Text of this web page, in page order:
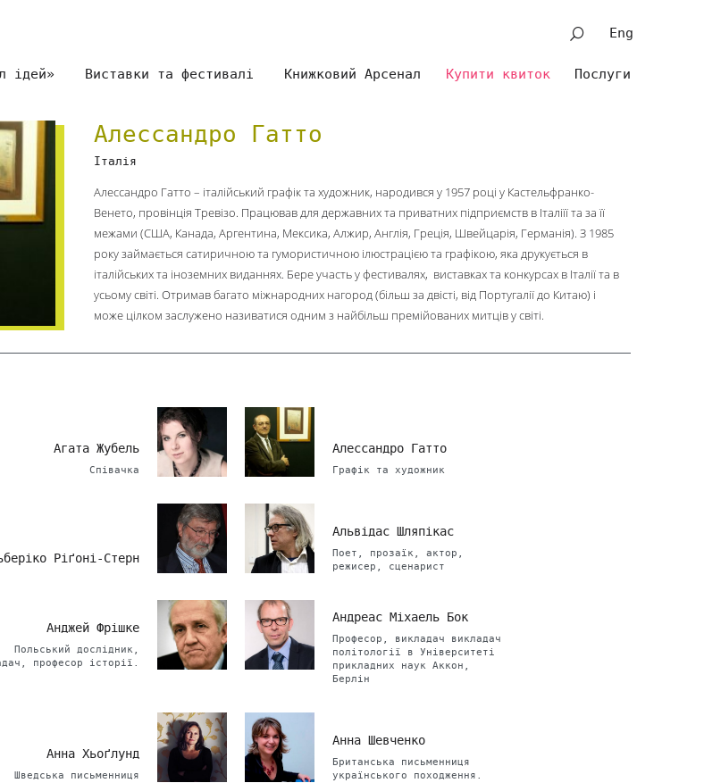
Eng
ідей» Виставки та фестивалі Книжковий Арсенал Послуги
Купити квиток
Алессандро Гатто
Італія
Алессандро Гатто – італійський графік та художник, народився у 1957 році у Кастельфранко-
Венето, провінція Тревізо. Працював для державних та приватних підприємств в Італіїї та за її
межами (США, Канада, Аргентина, Мексика, Алжир, Англія, Греція, Швейцарія, Германія). З 1985
року займається сатиричною та гумористичною ілюстрацією та графікою, яка друкується в
італійських та іноземних виданнях. Бере участь у фестивалях, виставках та конкурсах в Італії та в
усьому світі. Отримав багато міжнародних нагород (більш за двісті, від Португалії до Китаю) і
може цілком заслужено називатися одним з найбільш премійованих митців у світі.
Агата Жубель
Співачка
Алессандро Гатто
Графік та художник
Ріґоні-Стерн
Альвідас Шляпікас
Поет, прозаїк, актор,
режисер, сценарист
Анджей Фрішке
Польський дослідник,
професор історії.
Андреас Міхаель Бок
Професор, викладач викладач
політології в Університеті
прикладних наук Аккон,
Берлін
Анна Хьоґлунд
Шведська письменниця
Анна Шевченко
Британська письменниця
українського походження.